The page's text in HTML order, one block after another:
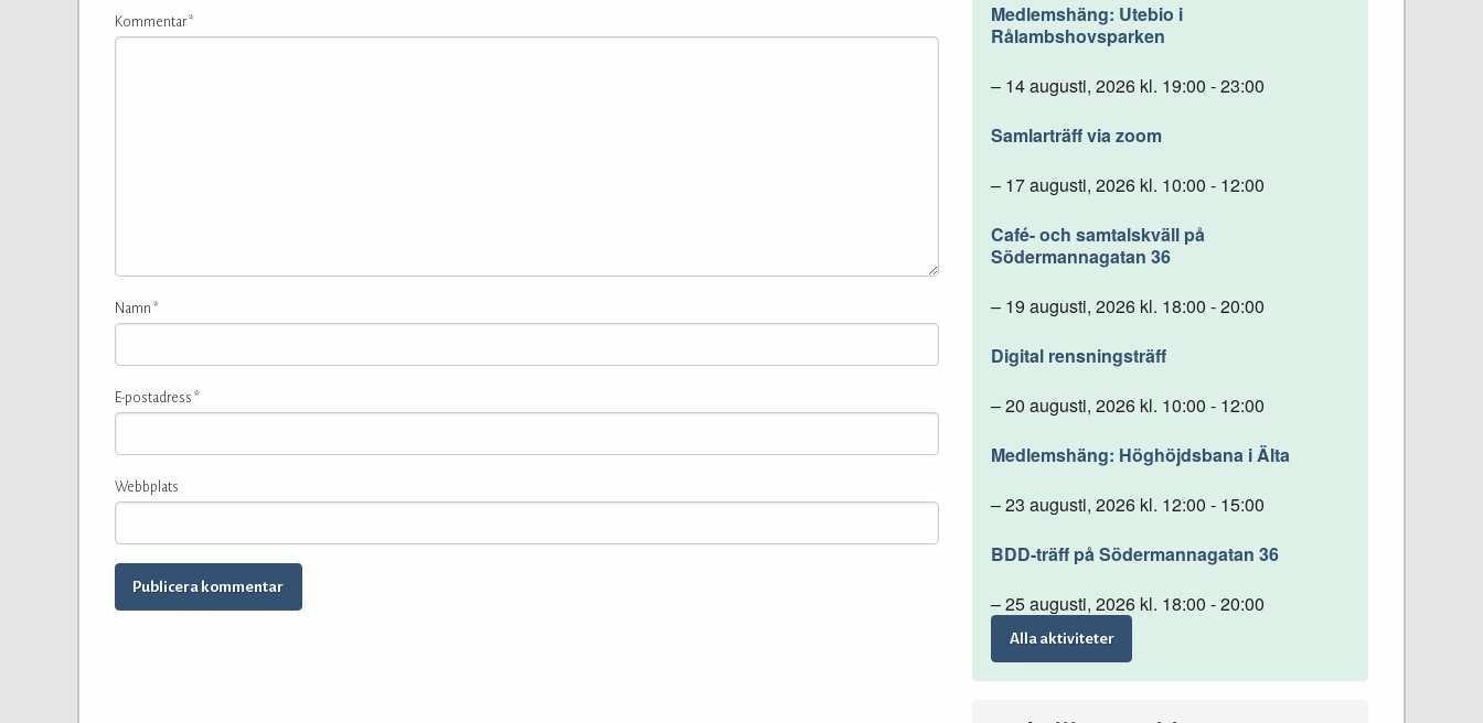
Kommentar*
Namn *
E-postadress *
Webbplats
Medlemshäng: Utebio i
Rålambshovsparken
– 14 augusti, 2026 kl. 19:00 - 23:00
Samlarträff via zoom
– 17 augusti, 2026 kl. 10:00 - 12:00
Café- och samtalskväll på
Södermannagatan 36
– 19 augusti, 2026 kl. 18:00 - 20:00
Digital rensningsträff
– 20 augusti, 2026 kl. 10:00 - 12:00
Medlemshäng: Höghöjdsbana i Älta
– 23 augusti, 2026 kl. 12:00 - 15:00
BDD-träff på Södermannagatan 36
– 25 augusti, 2026 kl. 18:00 - 20:00
Alla aktiviteter